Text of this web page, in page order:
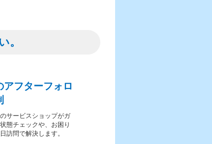
。
アフターフォロ
サービスショップがガ
態チェックや、お困り
訪問で解決します。